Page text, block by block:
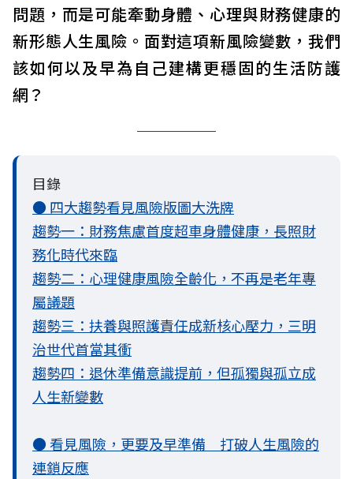
問題，而是可能牽動身體、心理與財務健康的
新形態人生風險。面對這項新風險變數，我們
該如何以及早為自己建構更穩固的生活防護
網？
目錄
● 四大趨勢看見風險版圖大洗牌
趨勢一：財務焦慮首度超車身體健康，長照財
務化時代來臨
趨勢二：心理健康風險全齡化，不再是老年專
屬議題
趨勢三：扶養與照護責任成新核心壓力，三明
治世代首當其衝
趨勢四：退休準備意識提前，但孤獨與孤立成
人生新變數
● 看見風險，更要及早準備 打破人生風險的
連鎖反應